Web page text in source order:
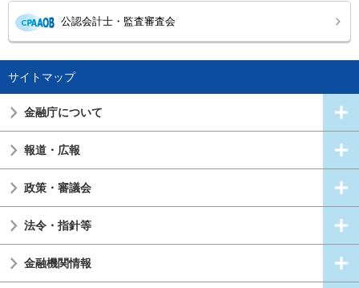
公認会計士・監査審査会
サイトマップ
金融庁について
報道・広報
政策・審議会
法令・指針等
金融機関情報